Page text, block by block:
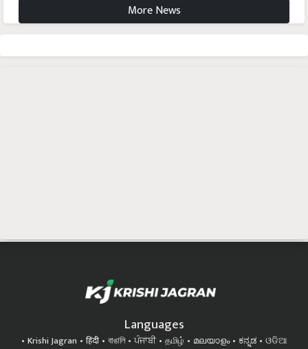
More News
Languages
Krishi Jagran हिंदी বাঙালি ਪੰਜਾਬੀ தமிழ் മലയാളം ಕನ್ನಡ
ଓଡିଆ